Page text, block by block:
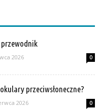
2026 0
przeciwsłoneczne?
2026 0